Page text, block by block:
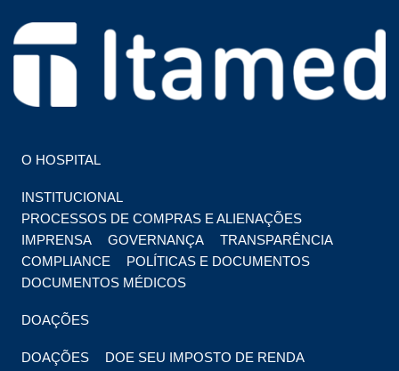
HOSPITAL EM FOZ DO IGUAÇU
O HOSPITAL
INSTITUCIONAL
PROCESSOS DE COMPRAS E ALIENAÇÕES
IMPRENSA
GOVERNANÇA
TRANSPARÊNCIA
COMPLIANCE
POLÍTICAS E DOCUMENTOS
DOCUMENTOS MÉDICOS
DOAÇÕES
DOAÇÕES DOE SEU IMPOSTO DE RENDA